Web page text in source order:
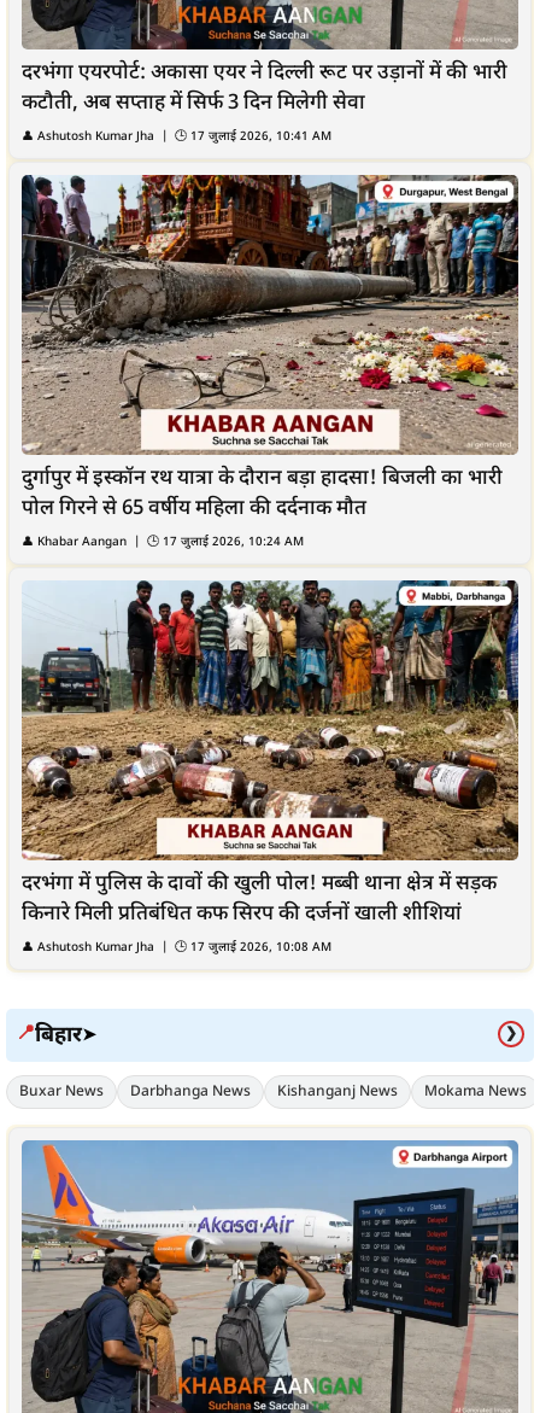
दरभंगा एयरपोर्ट: अकासा एयर ने दिल्ली रूट पर उड़ानों में की भारी
कटौती, अब सप्ताह में सिर्फ 3 दिन मिलेगी सेवा
👤 Ashutosh Kumar Jha | 🕒 17 जुलाई 2026, 10:41 AM
दुर्गापुर में इस्कॉन रथ यात्रा के दौरान बड़ा हादसा! बिजली का भारी
पोल गिरने से 65 वर्षीय महिला की दर्दनाक मौत
👤 Khabar Aangan | 🕒 17 जुलाई 2026, 10:24 AM
दरभंगा में पुलिस के दावों की खुली पोल! मब्बी थाना क्षेत्र में सड़क
किनारे मिली प्रतिबंधित कफ सिरप की दर्जनों खाली शीशियां
👤 Ashutosh Kumar Jha | 🕒 17 जुलाई 2026, 10:08 AM
📍बिहार➤ ❯
Buxar News Darbhanga News Kishanganj News Mokama News